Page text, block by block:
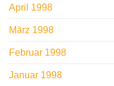
April 1998
März 1998
Februar 1998
Januar 1998